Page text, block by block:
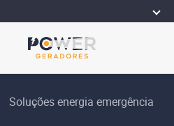
Soluções energia emergência